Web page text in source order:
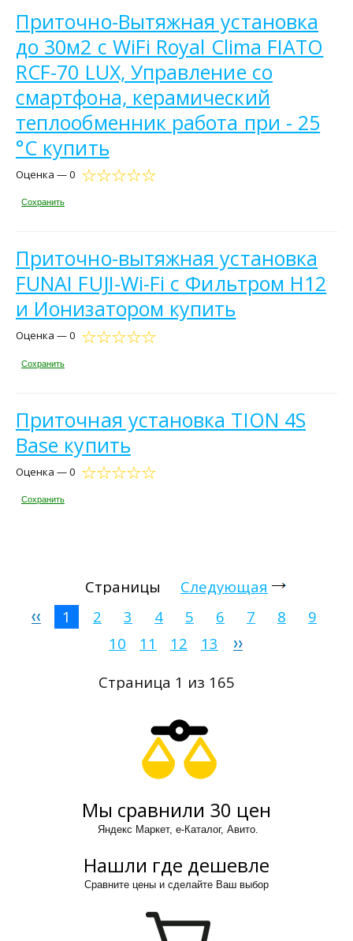
Приточно-Вытяжная установка
до 30м2 с WiFi Royal Clima FIATO
RCF-70 LUX, Управление со
смартфона, керамический
теплообменник работа при - 25
°С купить
Оценка — 0
Сохранить
Приточно-вытяжная установка
FUNAI FUJI-Wi-Fi c Фильтром H12
и Ионизатором купить
Оценка — 0
Сохранить
Приточная установка TION 4S
Base купить
Оценка — 0
Сохранить
Страницы
Следующая
1
2 3 4 5 6 7 8
9
10
11 12
13
Страница 1 из 165
Мы сравнили 30 цен
Яндекс Маркет, е-Каталог, Авито.
Нашли где дешевле
Сравните цены и сделайте Ваш выбор